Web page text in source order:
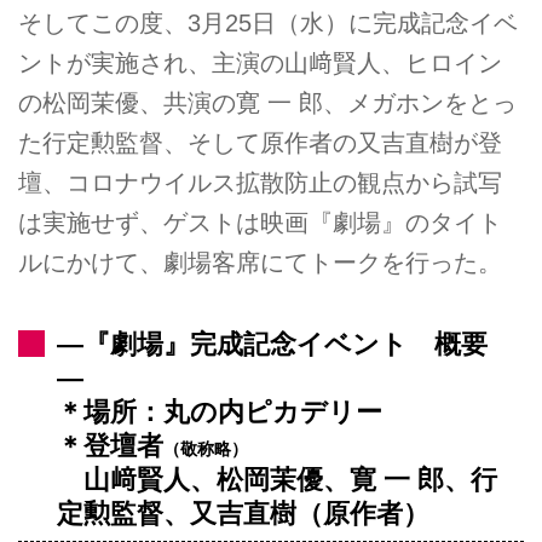
そしてこの度、3月25日（水）に完成記念イベ
ントが実施され、主演の山﨑賢人、ヒロイン
の松岡茉優、共演の寛 一 郎、メガホンをとっ
た行定勲監督、そして原作者の又吉直樹が登
壇、コロナウイルス拡散防止の観点から試写
は実施せず、ゲストは映画『劇場』のタイト
ルにかけて、劇場客席にてトークを行った。
―『劇場』完成記念イベント 概要
―
＊場所：丸の内ピカデリー
＊登壇者 （敬称略）
山﨑賢人、松岡茉優、寛 一 郎、行
定勲監督、又吉直樹（原作者）